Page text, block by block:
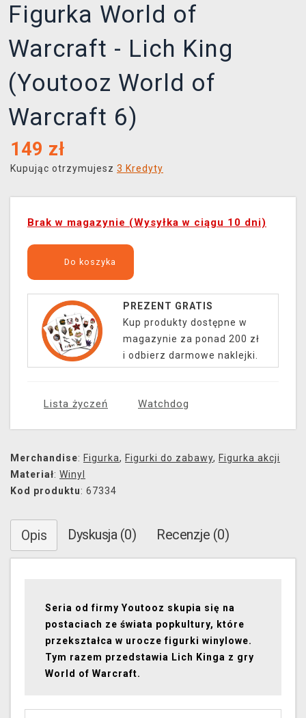
Figurka World of
Warcraft - Lich King
(Youtooz World of
Warcraft 6)
149 zł
Kupując otrzymujesz 3 Kredyty
Brak w magazynie (Wysyłka w ciągu 10 dni)
Do koszyka
PREZENT GRATIS
Kup produkty dostępne w
magazynie za ponad 200 zł
i odbierz darmowe naklejki.
Lista życzeń Watchdog
Merchandise: Figurka, Figurki do zabawy, Figurka akcji
Materiał: Winyl
Kod produktu: 67334
Opis Dyskusja (0) Recenzje (0)
Seria od firmy Youtooz skupia się na
postaciach ze świata popkultury, które
przekształca w urocze figurki winylowe.
Tym razem przedstawia Lich Kinga z gry
World of Warcraft.